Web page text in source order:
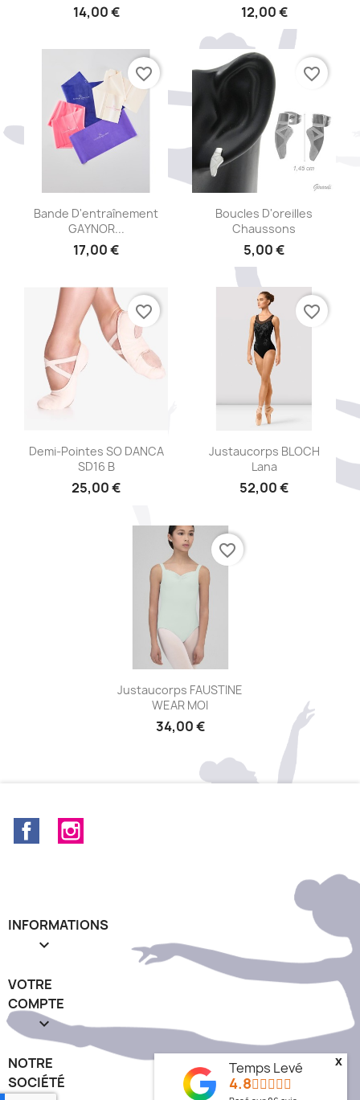
14,00 € 12,00 €
Aperçu rapide
Bande D'entraînement
GAYNOR...
17,00 €
favorite_border
Aperçu rapide
Boucles D'oreilles
Chaussons
5,00 €
favorite_border
Aperçu rapide
Demi-Pointes SO DANCA
SD16 B
25,00 €
favorite_border
Aperçu rapide
Justaucorps BLOCH
Lana
52,00 €
favorite_border
Aperçu rapide
+15
Justaucorps FAUSTINE
WEAR MOI
34,00 €
favorite_border
Facebook
INFORMATIONS

VOTRE
COMPTE

NOTRE
SOCIÉTÉ
Temps Levé
4.8
x